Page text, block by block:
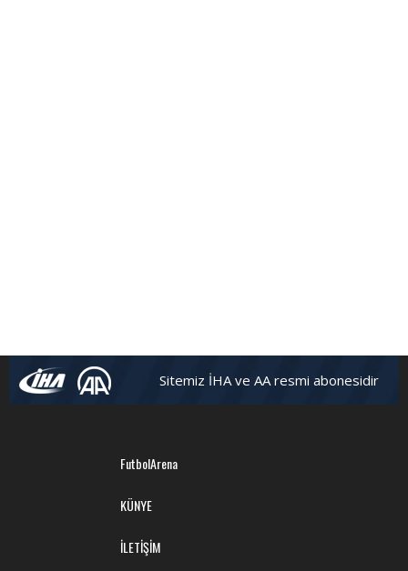
Sitemiz İHA ve AA resmi abonesidir
FutbolArena
KÜNYE
İLETİŞİM